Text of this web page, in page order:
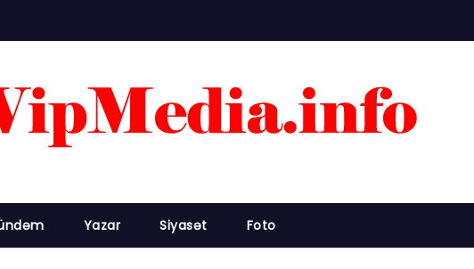
Yazar Siyasət Foto